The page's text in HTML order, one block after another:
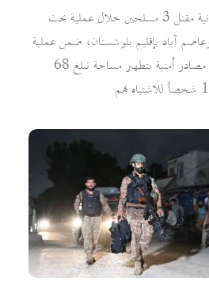
أعلنت قوات الأمن الباكستانية مقتل 3 مسلحين خلال عملية بحث
آباد بإقليم بلوشستان، ضمن عملية
«رد الفتنة 3»، فيما أفادت مصادر أمنية بتطهير مساحة تبلغ 68